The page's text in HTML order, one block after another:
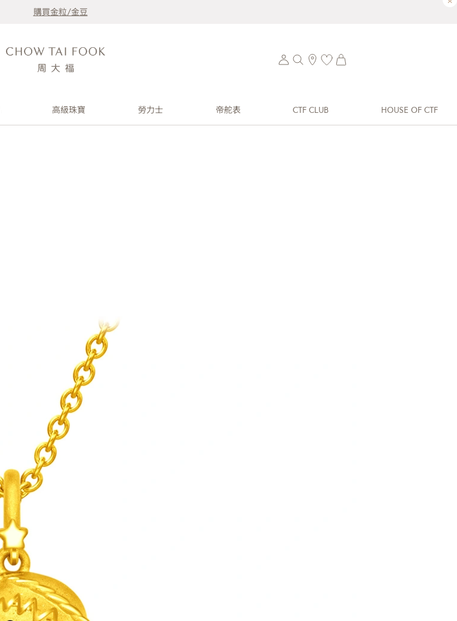
購買金粒/金豆
高級珠寶 勞力士 帝舵表 CTF CLUB HOUSE OF CTF